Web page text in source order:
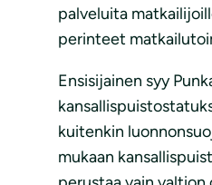
palveluita
perinteet
Ensisijainen syy
kuitenkin
mukaan